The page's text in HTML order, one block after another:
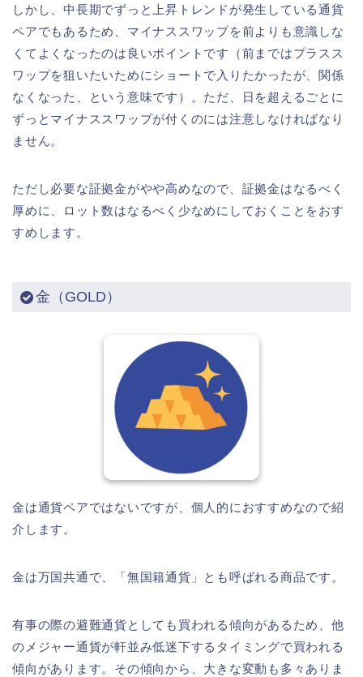
しかし、中長期でずっと上昇トレンドが発生している通貨
ペアでもあるため、マイナススワップを前よりも意識しな
くてよくなったのは良いポイントです（前まではプラスス
ワップを狙いたいためにショートで入りたかったが、関係
なくなった、という意味です）。ただ、日を超えるごとに
ずっとマイナススワップが付くのには注意しなければなり
ません。
ただし必要な証拠金がやや高めなので、証拠金はなるべく
厚めに、ロット数はなるべく少なめにしておくことをおす
すめします。
金（GOLD）
金は通貨ペアではないですが、個人的におすすめなので紹
介します。
金は万国共通で、「無国籍通貨」とも呼ばれる商品です。
有事の際の避難通貨としても買われる傾向があるため、他
のメジャー通貨が軒並み低迷下するタイミングで買われる
傾向があります。その傾向から、大きな変動も多々ありま